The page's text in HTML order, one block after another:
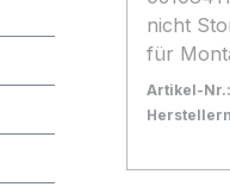
nicht
für
– Ein-
Artikel-Nr.:
In den